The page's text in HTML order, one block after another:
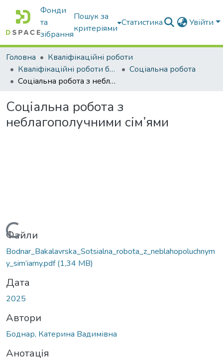
Фонди
та
зібрання
Пошук за
критеріями
Статистика Увійти
Головна
Кваліфікаційні роботи
Кваліфікаційні роботи бакалаврів
Соціальна робота
Соціальна робота з неблагополучними сім’ями
Соціальна робота з
неблагополучними сім’ями
Вантажиться...
Файли
Bodnar_Bakalavrska_Sotsialna_robota_z_neblahopoluchnym
y_sim’iamy.pdf(1,34 MB)
Дата
2025
Автори
Боднар, Катерина Вадимівна
Анотація